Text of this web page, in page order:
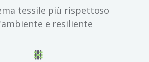
tessile più rispettoso
e resiliente